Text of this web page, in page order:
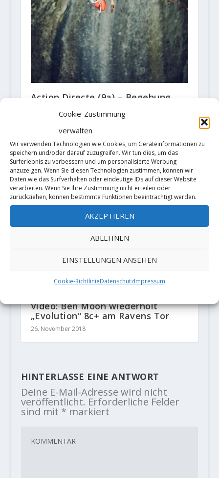
Cookie-Zustimmung
verwalten
Wir verwenden Technologien wie Cookies, um Geräteinformationen zu
speichern und/oder darauf zuzugreifen. Wir tun dies, um das
Surferlebnis zu verbessern und um personalisierte Werbung
anzuzeigen. Wenn Sie diesen Technologien zustimmen, können wir
Daten wie das Surfverhalten oder eindeutige IDs auf dieser Website
verarbeiten. Wenn Sie Ihre Zustimmung nicht erteilen oder
zurückziehen, können bestimmte Funktionen beeinträchtigt werden.
AKZEPTIEREN
ABLEHNEN
EINSTELLUNGEN ANSEHEN
Cookie-RichtlinieDatenschutzImpressum
Action Directe (9a) – Begehung
Video: Ben Moon wiederholt
„Evolution“ 8c+ am Ravens Tor
26. November 2018
HINTERLASSE EINE ANTWORT
Deine E-Mail-Adresse wird nicht
veröffentlicht. Erforderliche Felder
sind mit * markiert